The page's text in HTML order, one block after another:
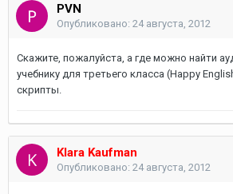
PVN
Опубликовано: 24 августа, 2012
Скажите, пожалуйста, а где можно найти
учебнику для третьего класса (Happy
скрипты.
Klara Kaufman
Опубликовано: 24 августа, 2012